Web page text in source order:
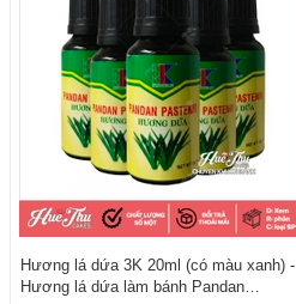
Hương lá dứa 3K 20ml (có màu xanh) -
Hương lá dứa làm bánh Pandan